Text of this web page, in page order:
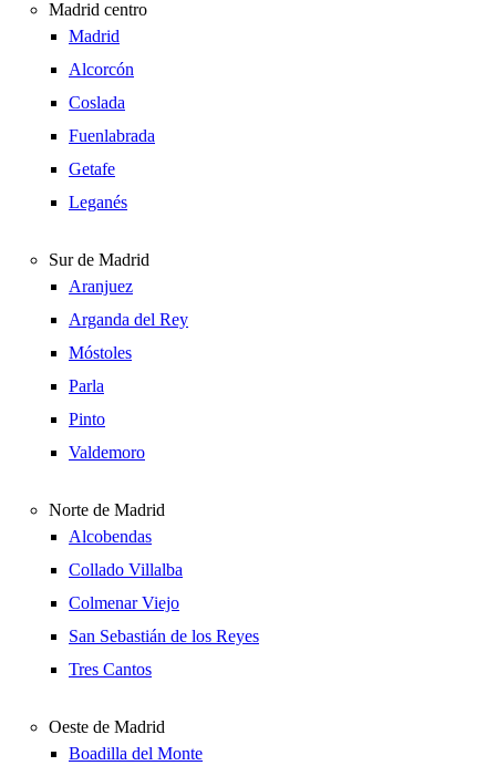
Madrid centro
Madrid
Alcorcón
Coslada
Fuenlabrada
Getafe
Leganés
Sur de Madrid
Aranjuez
Arganda del Rey
Móstoles
Parla
Pinto
Valdemoro
Norte de Madrid
Alcobendas
Collado Villalba
Colmenar Viejo
San Sebastián de los Reyes
Tres Cantos
Oeste de Madrid
Boadilla del Monte